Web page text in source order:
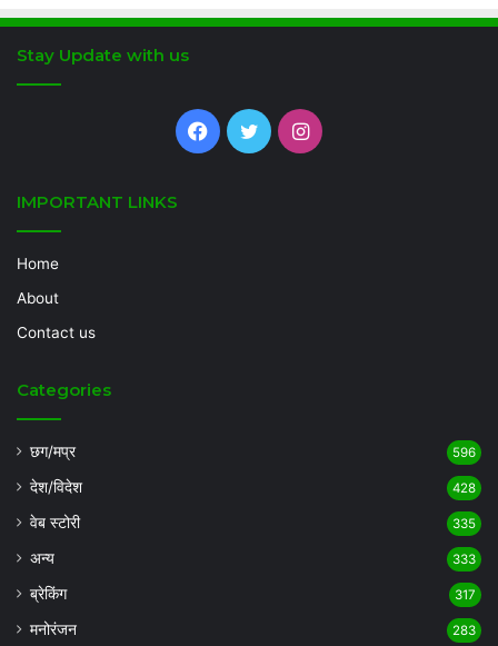
Stay Update with us
Facebook
TwitterInstagram
IMPORTANT LINKS
Home
About
Contact us
Categories
छग/मप्र 596
देश/विदेश 428
वेब स्टोरी 335
अन्य 333
ब्रेकिंग 317
मनोरंजन 283